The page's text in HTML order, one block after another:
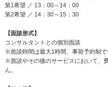
第1希望 ／ 13：00～14：00
第2希望 ／ 14：30～15：30
【面談形式】
コンサルタントとの個別面談
※面談時間は最大1時間、事前予約制で
※面談やその後のサービスにおいて、
ん。